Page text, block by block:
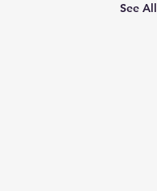
See All